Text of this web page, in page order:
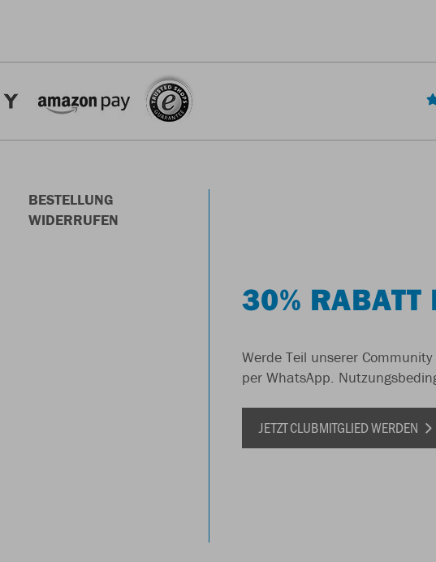
BESTELLUNG
WIDERRUFEN
30%
Werde Teil unserer
per WhatsApp.
JETZT CLUBMITGLIED WERDEN